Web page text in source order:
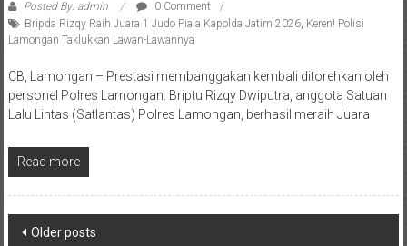
Posted By: admin
0 Comment
Bripda Rizqy Raih Juara 1 Judo Piala Kapolda Jatim 2026
CB, Lamongan – Prestasi membanggakan kembali ditorehkan oleh
personel Polres Lamongan. Briptu Rizqy Dwiputra, anggota Satuan
Read more